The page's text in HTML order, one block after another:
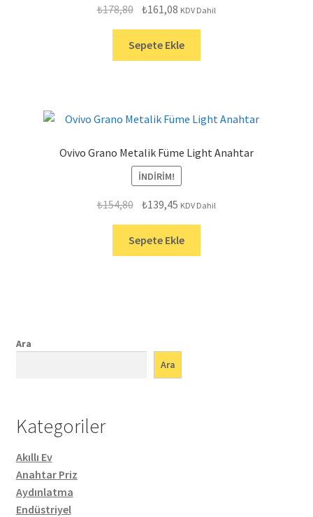
₺178,80 Orijinal
₺178,80.
₺161,08 Şu
fiyat:
₺161,08.
KDV Dahil
Sepete Ekle
Ovivo Grano Metalik Füme Light Anahtar
İNDIRIM!
₺154,80 Orijinal
fiyat:
₺154,80.
₺139,45 Şu
andaki
fiyat:
₺139,45.
KDV Dahil
Sepete Ekle
Ara
Ara
Kategoriler
Akıllı Ev
Anahtar Priz
Aydınlatma
Endüstriyel